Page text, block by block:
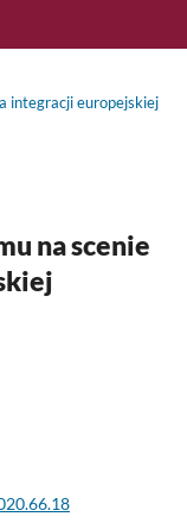
integracji europejskiej
na scenie